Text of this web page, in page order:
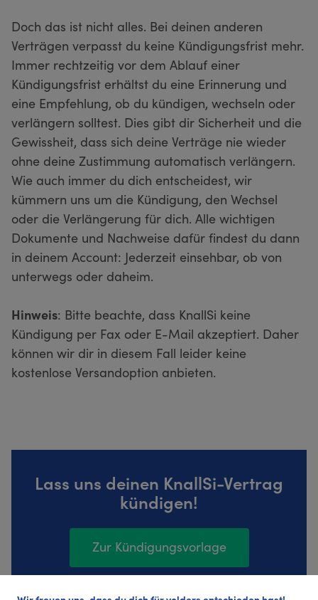
Doch das ist nicht alles. Bei deinen anderen
Verträgen verpasst du keine Kündigungsfrist mehr.
Immer rechtzeitig vor dem Ablauf einer
Kündigungsfrist erhältst du eine Erinnerung und
eine Empfehlung, ob du kündigen, wechseln oder
verlängern solltest. Dies gibt dir Sicherheit und die
Gewissheit, dass sich deine Verträge nie wieder
ohne deine Zustimmung automatisch verlängern.
Wie auch immer du dich entscheidest, wir
kümmern uns um die Kündigung, den Wechsel
oder die Verlängerung für dich. Alle wichtigen
Dokumente und Nachweise dafür findest du dann
in deinem Account: Jederzeit einsehbar, ob von
unterwegs oder daheim.
Hinweis: Bitte beachte, dass KnallSi keine
Kündigung per Fax oder E-Mail akzeptiert. Daher
können wir dir in diesem Fall leider keine
kostenlose Versandoption anbieten.
Lass uns deinen KnallSi-Vertrag
kündigen!
Zur Kündigungsvorlage